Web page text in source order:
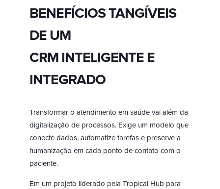
BENEFÍCIOS TANGÍVEIS
DE UM
CRM INTELIGENTE E
INTEGRADO
Transformar o atendimento em saúde vai além da
digitalização de processos. Exige um modelo que
conecte dados, automatize tarefas e preserve a
humanização em cada ponto de contato com o
paciente.
Em um projeto liderado pela Tropical Hub para